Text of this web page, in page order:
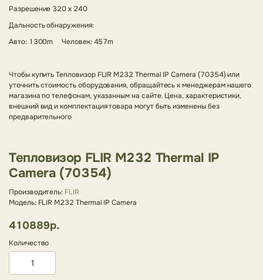
Разрешение 320 x 240
Дальность обнаружения:
Авто: 1300m Человек: 457m
Чтобы купить Тепловизор FLIR M232 Thermal IP Camera (70354) или
уточнить стоимость оборудования, обращайтесь к менеджерам нашего
магазина по телефонам, указанным на сайте. Цена, характеристики,
внешний вид и комплектация товара могут быть изменены без
предварительного
Тепловизор FLIR M232 Thermal IP
Camera (70354)
Производитель: FLIR
Модель: FLIR M232 Thermal IP Camera
410889р.
Количество